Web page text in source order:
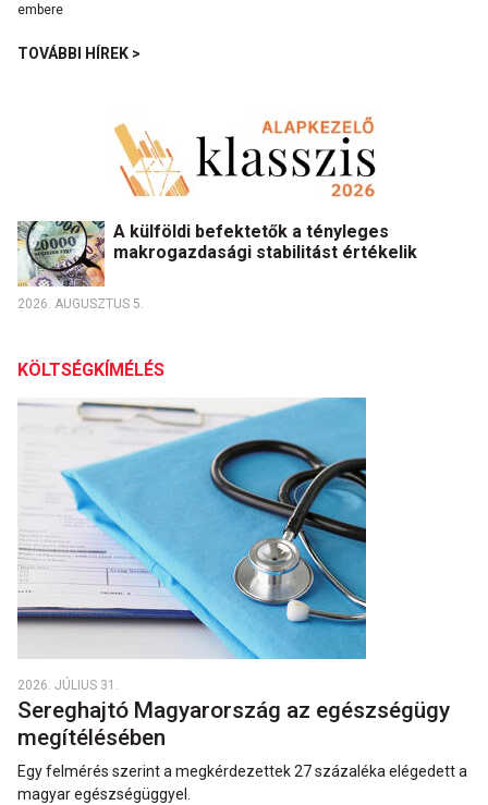
TOVÁBBI HÍREK >
A külföldi befektetők a tényleges
makrogazdasági stabilitást értékelik
2026. AUGUSZTUS 5.
KÖLTSÉGKÍMÉLÉS
2026. JÚLIUS 31.
Sereghajtó Magyarország az egészségügy
megítélésében
Egy felmérés szerint a megkérdezettek 27 százaléka elégedett a
magyar egészségüggyel.